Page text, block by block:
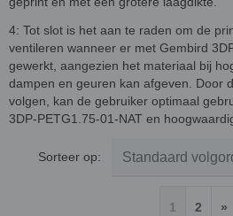
4: Tot slot is het aan te raden om de
ventileren wanneer er met Gembird
gewerkt, aangezien het materiaal bij
dampen en geuren kan afgeven. Door
volgen, kan de gebruiker optimaal
3DP-PETG1.75-01-NAT en
Sorteer op:
1 2 »